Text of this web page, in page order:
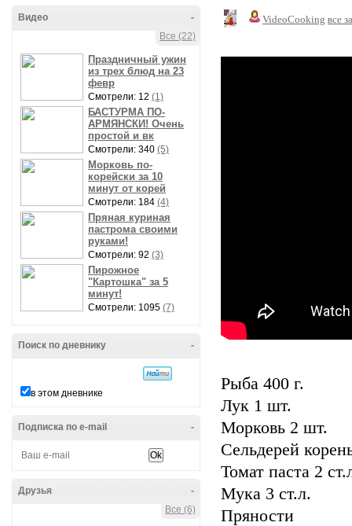
-
Видео
Все (22)
Праздничный ужин
из трех блюд на 23
февр
Смотрели: 12 (1)
БАСТУРМА ПО-
АРМЯНСКИ! Очень
простой и вк
Смотрели: 340 (5)
Морковь по-
корейски за 10
минут от корей
Смотрели: 184 (4)
Пряная куриная
пастрома своими
руками!
Смотрели: 92 (3)
Пирожное
"Картошка" за 5
минут!
Смотрели: 1095 (7)
-
Поиск по дневнику
в этом дневнике
-
Подписка по e-mail
-
Друзья
Все (6)
VideoCooking все
Рыба 400 г.
Лук 1 шт.
Морковь 2 шт.
Сельдерей
Томат паста 2
Мука 3 ст.л.
Пряности